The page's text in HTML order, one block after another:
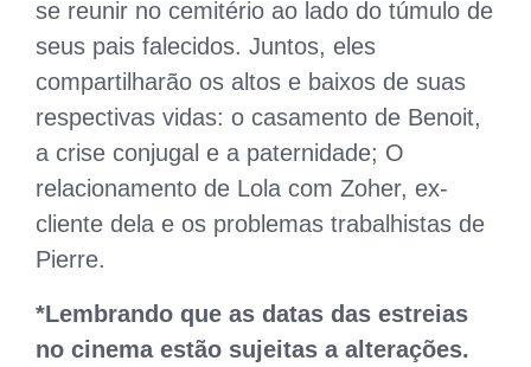
se reunir no cemitério ao lado do túmulo de
seus pais falecidos. Juntos, eles
compartilharão os altos e baixos de suas
respectivas vidas: o casamento de Benoit,
a crise conjugal e a paternidade; O
relacionamento de Lola com Zoher, ex-
cliente dela e os problemas trabalhistas de
Pierre.
*Lembrando que as datas das estreias
no cinema estão sujeitas a alterações.